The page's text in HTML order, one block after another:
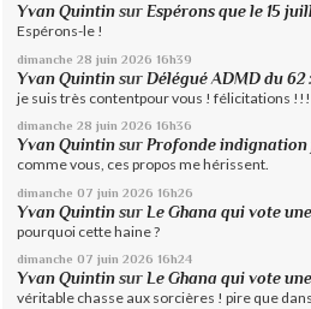
Yvan Quintin surEspérons que le 15
Espérons-le !
dimanche 28 juin 2026 16h39
Yvan Quintin surDélégué ADMD du 62
je suis très contentpour vous ! félicitations !!!
dimanche 28 juin 2026 16h36
Yvan Quintin surProfonde indignation
comme vous, ces propos me hérissent.
dimanche 07 juin 2026 16h26
Yvan Quintin sur Le Ghana qui vote
pourquoi cette haine ?
dimanche 07 juin 2026 16h24
Yvan Quintin surLe Ghana qui vote
véritable chasse aux sorcières ! pire que